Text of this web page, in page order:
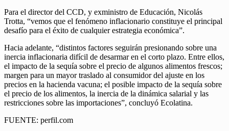
Para el director del CCD, y exministro de Educación, Nicolás
Trotta, “vemos que el fenómeno inflacionario constituye el principal
desafío para el éxito de cualquier estrategia económica”.
Hacia adelante, “distintos factores seguirán presionando sobre una
inercia inflacionaria difícil de desarmar en el corto plazo. Entre ellos,
el impacto de la sequía sobre el precio de algunos alimentos frescos;
margen para un mayor traslado al consumidor del ajuste en los
precios en la hacienda vacuna; el posible impacto de la sequía sobre
el precio de los alimentos, la inercia de la dinámica salarial y las
restricciones sobre las importaciones”, concluyó Ecolatina.
FUENTE: perfil.com